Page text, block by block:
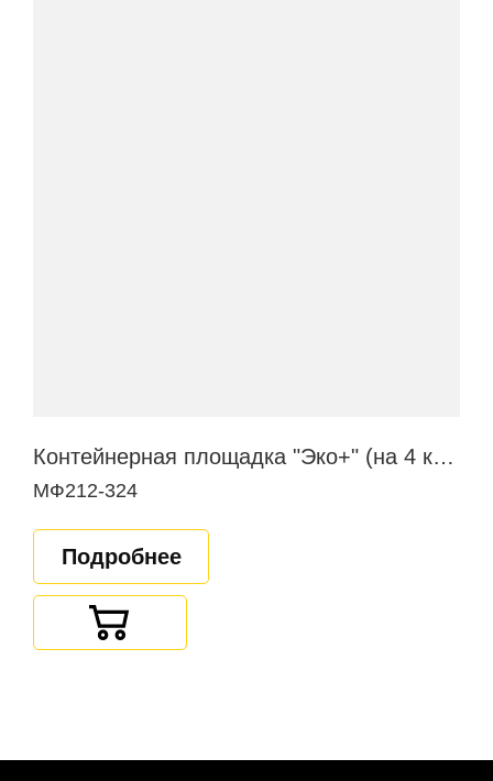
Контейнерная площадка "Эко+" (на 4 контейнера)
МФ212-324
Подробнее